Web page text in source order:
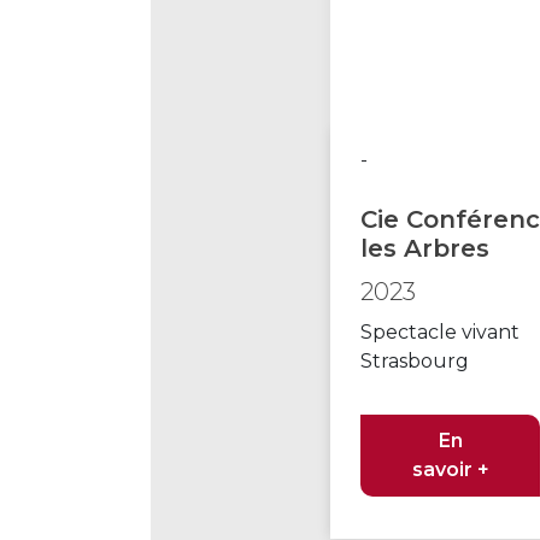
-
Cie
les Arbres
2023
Spectacle vivant
Strasbourg
En
savoir +